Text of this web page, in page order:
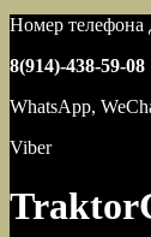
Номер телефона
8(914)-438-59-08
WhatsApp,
Viber